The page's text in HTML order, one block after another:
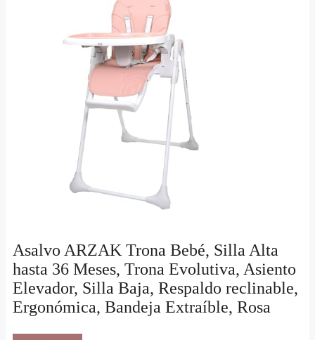
Asalvo ARZAK Trona Bebé, Silla Alta
hasta 36 Meses, Trona Evolutiva, Asiento
Elevador, Silla Baja, Respaldo reclinable,
Ergonómica, Bandeja Extraíble, Rosa